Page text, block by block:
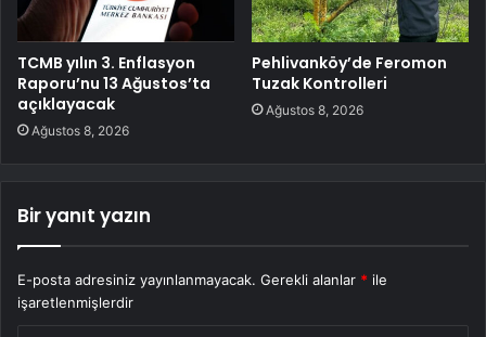
TCMB yılın 3. Enflasyon
Raporu’nu 13 Ağustos’ta
açıklayacak
Ağustos 8, 2026
Pehlivanköy’de Feromon
Tuzak Kontrolleri
Ağustos 8, 2026
Bir yanıt yazın
E-posta adresiniz yayınlanmayacak. Gerekli alanlar * ile
işaretlenmişlerdir